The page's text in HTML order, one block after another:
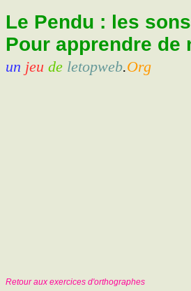
Le Pendu : les
Pour apprendre de
un jeu de letopweb.Org
Retour aux exercices d'orthographes